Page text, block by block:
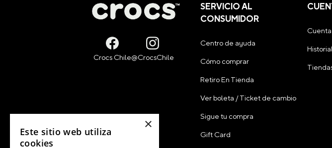
SERVICIO AL
CONSUMIDOR
Centro de ayuda
Cómo comprar
Retiro En Tienda
Ver boleta / Ticket de cambio
Sigue tu compra
Gift Card
Cuenta
×
Este sitio web utiliza
cookies